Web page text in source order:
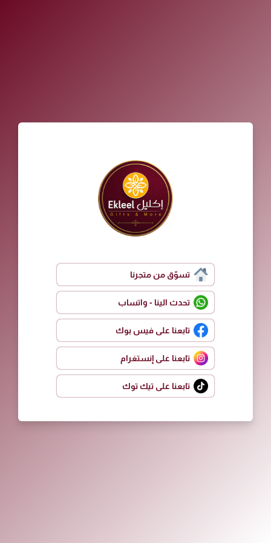
تسوّق من متجرنا
تحدث الينا - واتساب
تابعنا على فيس بوك
تابعنا على إنستغرام
تابعنا على تيك توك